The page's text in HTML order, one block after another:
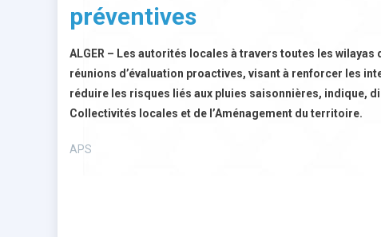
préventives
ALGER – Les autorités locales à travers toutes les
réunions d’évaluation proactives, visant à renforcer les
réduire les risques liés aux pluies saisonnières, indique,
Collectivités locales et de l’Aménagement du territoire.
APS